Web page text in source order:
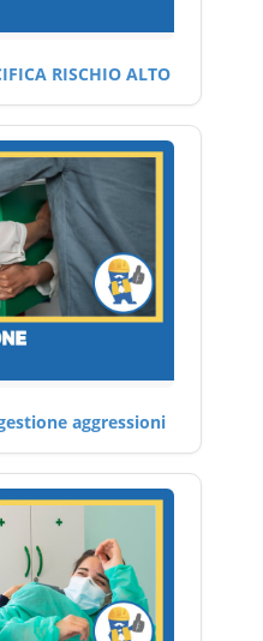
RISCHIO ALTO
aggressioni